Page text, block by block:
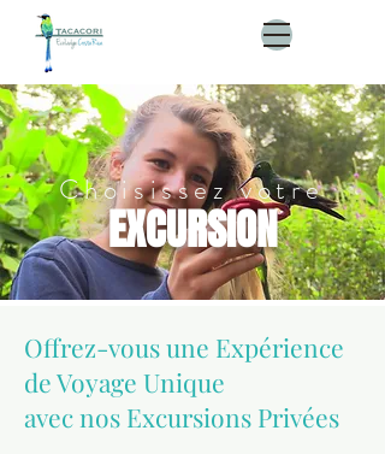
EXCURSION
Choisissez votre
Offrez-vous une Expérience
de Voyage Unique
avec nos Excursions Privées